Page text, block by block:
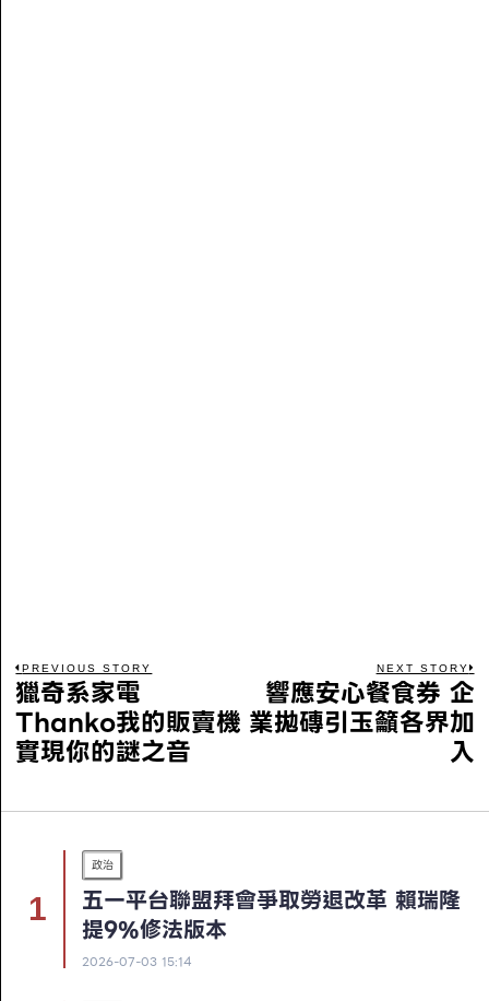
PREVIOUS STORY
獵奇系家電
Thanko我的販賣機
實現你的謎之音
NEXT STORY
響應安心餐食券 企
業拋磚引玉籲各界加
入
政治
五一平台聯盟拜會爭取勞退改革 賴瑞隆
提9%修法版本
2026-07-03 15:14